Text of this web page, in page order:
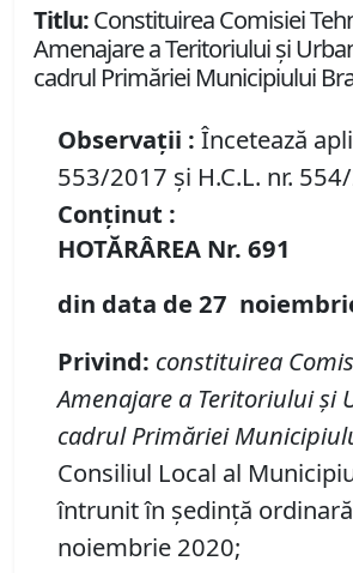
Titlu:Constituirea Comisiei
Amenajare a Teritoriului şi
cadrul Primăriei Municipiului
Observații : Încetează
553/2017 și H.C.L. nr.
Conținut :
HOTĂRÂREA Nr. 691
din data de 27
Privind: constituirea
Amenajare a Teritoriului şi
cadrul Primăriei
Consiliul Local al
întrunit în ședință
noiembrie 2020;